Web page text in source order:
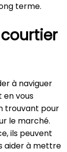
terme.
à naviguer
en vous
trouvant pour
le marché.
ils peuvent
aider à mettre